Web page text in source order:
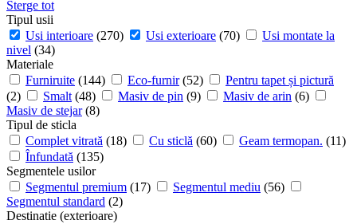
Sterge tot
Tipul usii
Usi interioare (270) Usi exterioare (70)
Usi montate la
nivel (34)
Materiale
Furniruite (144) Eco-furnir (52)
Pentru tapet și pictură
(2)
Smalt (48) Masiv de pin (9) Masiv de arin (6)
Masiv de stejar (8)
Tipul de sticla
Complet vitrată (18) Cu sticlă (60) Geam termopan. (11)
Înfundată (135)
Segmentele usilor
Segmentul premium (17) Segmentul mediu (56)
Segmentul standard (2)
Destinatie (exterioare)